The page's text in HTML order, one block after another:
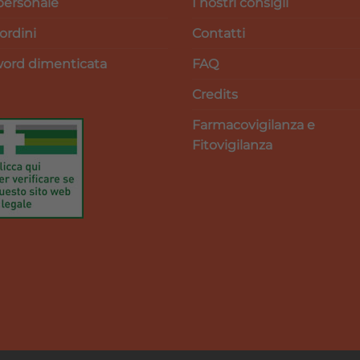
dimenticata
Contatti
FAQ
Credits
Farmacovigilanza e
Fitovigilanza